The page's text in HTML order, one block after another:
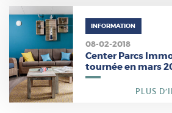
INFORMATION
08-02-2018
Center Parcs
tournée en mars
PLUS